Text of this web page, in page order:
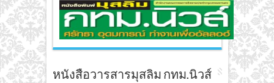
หนังสือวารสารมุสลิม กทม.นิวส์